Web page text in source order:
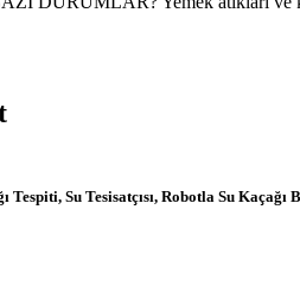
Tespiti, Su Tesisatçısı, Robotla Su